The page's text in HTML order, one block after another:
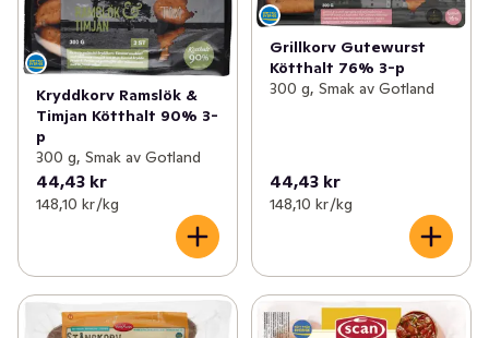
Kryddkorv Ramslök &
Timjan Kötthalt 90% 3-
p
300 g, Smak av Gotland
44,43 kr
148,10 kr /kg
Grillkorv Gutewurst
Kötthalt 76% 3-p
300 g, Smak av Gotland
44,43 kr
148,10 kr /kg